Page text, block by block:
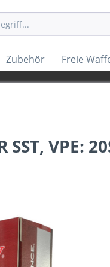
Zubehör Freie
VPE: